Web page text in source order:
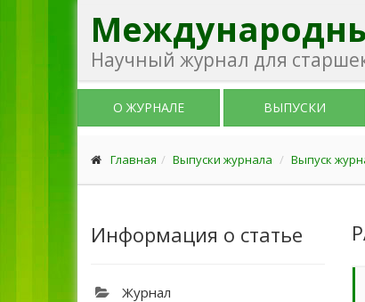
Научный журнал для
О ЖУРНАЛЕ ВЫПУСКИ
Главная Выпуски журнала Выпуск
Информация о статье
Журнал